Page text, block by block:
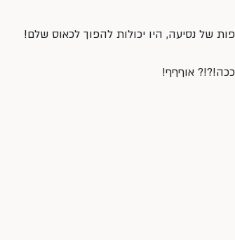
של נסיעה, היו יכולות להפוך לכאוס שלם!
אוףףף!